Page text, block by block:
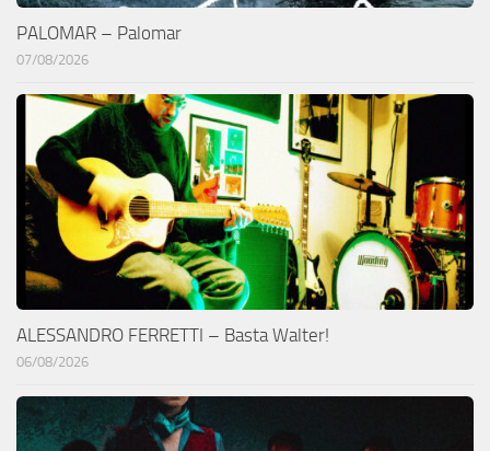
PALOMAR – Palomar
07/08/2026
ALESSANDRO FERRETTI – Basta Walter!
06/08/2026